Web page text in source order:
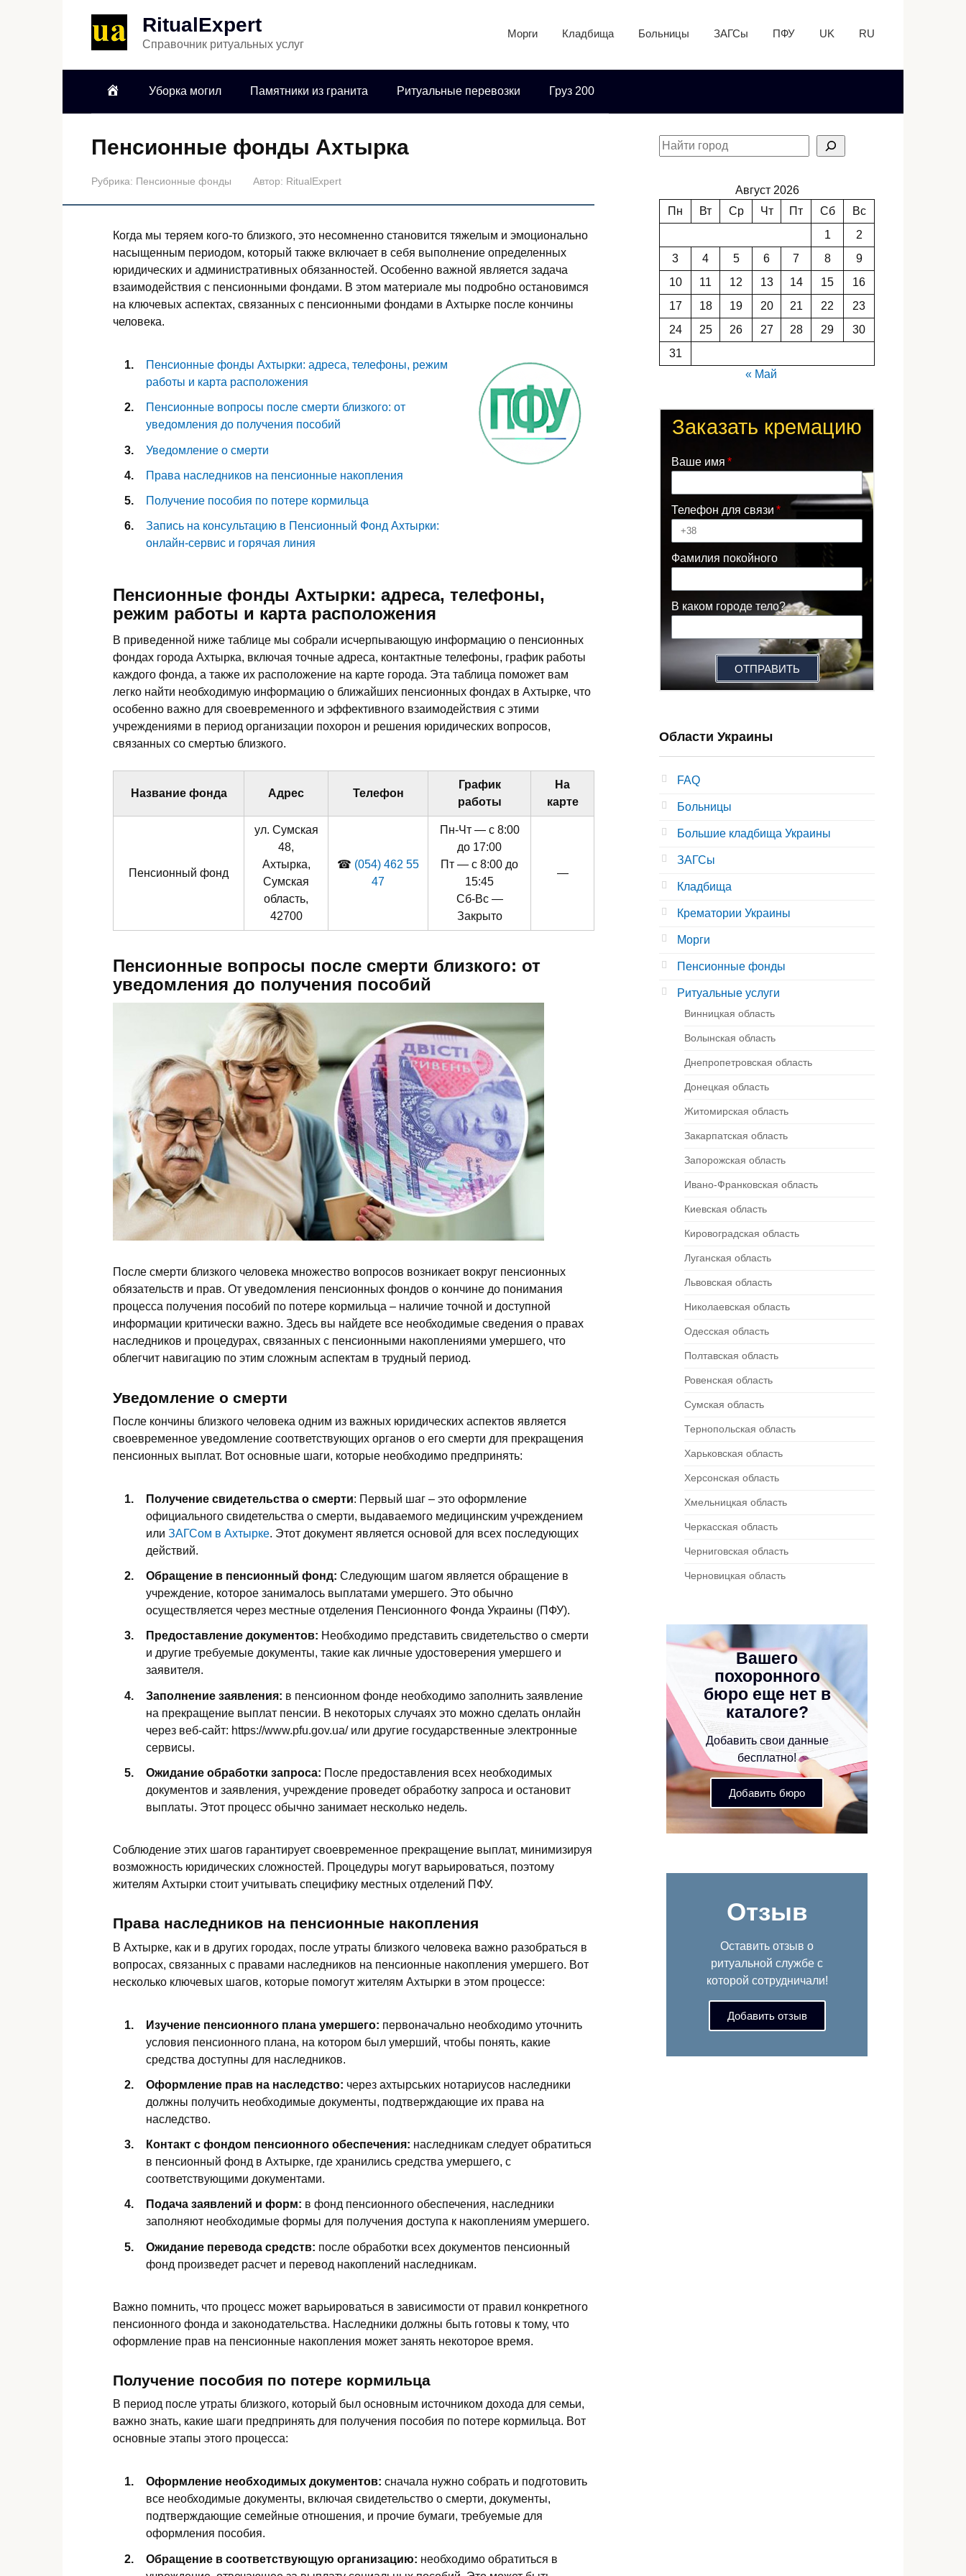
RitualExpert
Справочник ритуальных услуг
Морги Кладбища Больницы ЗАГСы ПФУ UK RU
Уборка могил Памятники из гранита Ритуальные перевозки Груз 200
Пенсионные фонды Ахтырка
Рубрика: Пенсионные фонды Автор: RitualExpert
Когда мы теряем кого-то близкого, это несомненно становится тяжелым и эмоционально
насыщенным периодом, который также включает в себя выполнение определенных
юридических и административных обязанностей. Особенно важной является задача
взаимодействия с пенсионными фондами. В этом материале мы подробно остановимся
на ключевых аспектах, связанных с пенсионными фондами в Ахтырке после кончины
человека.
Пенсионные фонды Ахтырки: адреса, телефоны, режим
работы и карта расположения
Пенсионные вопросы после смерти близкого: от
уведомления до получения пособий
Уведомление о смерти
Права наследников на пенсионные накопления
Получение пособия по потере кормильца
Запись на консультацию в Пенсионный Фонд Ахтырки:
онлайн-сервис и горячая линия
Пенсионные фонды Ахтырки: адреса, телефоны,
режим работы и карта расположения
В приведенной ниже таблице мы собрали исчерпывающую информацию о пенсионных
фондах города Ахтырка, включая точные адреса, контактные телефоны, график работы
каждого фонда, а также их расположение на карте города. Эта таблица поможет вам
легко найти необходимую информацию о ближайших пенсионных фондах в Ахтырке, что
особенно важно для своевременного и эффективного взаимодействия с этими
учреждениями в период организации похорон и решения юридических вопросов,
связанных со смертью близкого.
Название фонда Адрес Телефон
График
работы
На
карте
Пенсионный фонд
ул. Сумская
48,
Ахтырка,
Сумская
область,
42700
☎ (054) 462 55
47
Пн-Чт — с 8:00
до 17:00
Пт — с 8:00 до
15:45
Сб-Вс —
Закрыто
—
Пенсионные вопросы после смерти близкого: от
уведомления до получения пособий
После смерти близкого человека множество вопросов возникает вокруг пенсионных
обязательств и прав. От уведомления пенсионных фондов о кончине до понимания
процесса получения пособий по потере кормильца – наличие точной и доступной
информации критически важно. Здесь вы найдете все необходимые сведения о правах
наследников и процедурах, связанных с пенсионными накоплениями умершего, что
облегчит навигацию по этим сложным аспектам в трудный период.
Уведомление о смерти
После кончины близкого человека одним из важных юридических аспектов является
своевременное уведомление соответствующих органов о его смерти для прекращения
пенсионных выплат. Вот основные шаги, которые необходимо предпринять:
Получение свидетельства о смерти: Первый шаг – это оформление
официального свидетельства о смерти, выдаваемого медицинским учреждением
или ЗАГСом в Ахтырке. Этот документ является основой для всех последующих
действий.
Обращение в пенсионный фонд: Следующим шагом является обращение в
учреждение, которое занималось выплатами умершего. Это обычно
осуществляется через местные отделения Пенсионного Фонда Украины (ПФУ).
Предоставление документов: Необходимо представить свидетельство о смерти
и другие требуемые документы, такие как личные удостоверения умершего и
заявителя.
Заполнение заявления: в пенсионном фонде необходимо заполнить заявление
на прекращение выплат пенсии. В некоторых случаях это можно сделать онлайн
через веб-сайт: https://www.pfu.gov.ua/ или другие государственные электронные
сервисы.
Ожидание обработки запроса: После предоставления всех необходимых
документов и заявления, учреждение проведет обработку запроса и остановит
выплаты. Этот процесс обычно занимает несколько недель.
Соблюдение этих шагов гарантирует своевременное прекращение выплат, минимизируя
возможность юридических сложностей. Процедуры могут варьироваться, поэтому
жителям Ахтырки стоит учитывать специфику местных отделений ПФУ.
Права наследников на пенсионные накопления
В Ахтырке, как и в других городах, после утраты близкого человека важно разобраться в
вопросах, связанных с правами наследников на пенсионные накопления умершего. Вот
несколько ключевых шагов, которые помогут жителям Ахтырки в этом процессе:
Изучение пенсионного плана умершего: первоначально необходимо уточнить
условия пенсионного плана, на котором был умерший, чтобы понять, какие
средства доступны для наследников.
Оформление прав на наследство: через ахтырських нотариусов наследники
должны получить необходимые документы, подтверждающие их права на
наследство.
Контакт с фондом пенсионного обеспечения: наследникам следует обратиться
в пенсионный фонд в Ахтырке, где хранились средства умершего, с
соответствующими документами.
Подача заявлений и форм: в фонд пенсионного обеспечения, наследники
заполняют необходимые формы для получения доступа к накоплениям умершего.
Ожидание перевода средств: после обработки всех документов пенсионный
фонд произведет расчет и перевод накоплений наследникам.
Важно помнить, что процесс может варьироваться в зависимости от правил конкретного
пенсионного фонда и законодательства. Наследники должны быть готовы к тому, что
оформление прав на пенсионные накопления может занять некоторое время.
Получение пособия по потере кормильца
В период после утраты близкого, который был основным источником дохода для семьи,
важно знать, какие шаги предпринять для получения пособия по потере кормильца. Вот
основные этапы этого процесса:
Оформление необходимых документов: сначала нужно собрать и подготовить
все необходимые документы, включая свидетельство о смерти, документы,
подтверждающие семейные отношения, и прочие бумаги, требуемые для
оформления пособия.
Обращение в соответствующую организацию: необходимо обратиться в
Август 2026
Пн
Вт Ср Чт Пт Сб
Вс
1
2
3
4 5 6 7 8
9
10
11 12 13 14 15
16
17
18 19 20 21 22
23
24
25 26 27 28 29
30
31
« Май
Заказать кремацию
Ваше имя
Телефон для связи
Фамилия покойного
В каком городе тело?
ОТПРАВИТЬ
Области Украины
FAQ
Больницы
Большие кладбища Украины
ЗАГСы
Кладбища
Крематории Украины
Морги
Пенсионные фонды
Ритуальные услуги
Винницкая область
Волынская область
Днепропетровская область
Донецкая область
Житомирская область
Закарпатская область
Запорожская область
Ивано-Франковская область
Киевская область
Кировоградская область
Луганская область
Львовская область
Николаевская область
Одесская область
Полтавская область
Ровенская область
Сумская область
Тернопольская область
Харьковская область
Херсонская область
Хмельницкая область
Черкасская область
Черниговская область
Черновицкая область
Вашего
похоронного
бюро еще нет в
каталоге?
Добавить свои данные
бесплатно!
Добавить бюро
Отзыв
Оставить отзыв о
ритуальной службе с
которой сотрудничали!
Добавить отзыв